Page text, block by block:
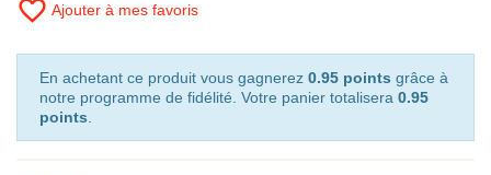
favorite_border Ajouter à mes favoris
En achetant ce produit vous gagnerez 0.95 points grâce à
notre programme de fidélité. Votre panier totalisera 0.95
points